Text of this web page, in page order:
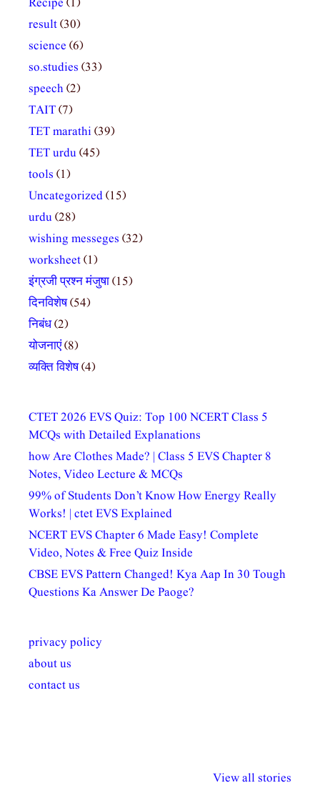
Recipe (1)
result(30)
science (6)
so.studies (33)
speech(2)
TAIT(7)
TET marathi(39)
TET urdu(45)
tools (1)
Uncategorized(15)
urdu(28)
wishing messeges (32)
worksheet(1)
इंग्रजी प्रश्न मंजुषा(15)
दिनविशेष(54)
निबंध(2)
योजनाएं(8)
व्यक्ति विशेष(4)
CTET 2026 EVS Quiz: Top 100 NCERT Class 5
MCQs with Detailed Explanations
how Are Clothes Made? | Class 5 EVS Chapter 8
Notes, Video Lecture & MCQs
99% of Students Don’t Know How Energy Really
Works! | ctet EVS Explained
NCERT EVS Chapter 6 Made Easy! Complete
Video, Notes & Free Quiz Inside
CBSE EVS Pattern Changed! Kya Aap In 30 Tough
Questions Ka Answer De Paoge?
privacy policy
about us
contact us
View all stories
अधिकार दिवस| 18
वर्षातील